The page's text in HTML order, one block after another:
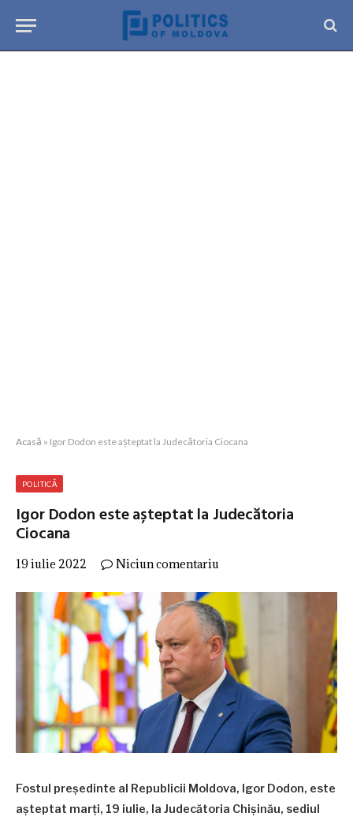
Acasă » Igor Dodon este așteptat la Judecătoria Ciocana
POLITICĂ
Igor Dodon este așteptat la Judecătoria
Ciocana
19 iulie 2022 Niciun comentariu
Fostul președinte al Republicii Moldova, Igor Dodon, este
așteptat marți, 19 iulie, la Judecătoria Chișinău, sediul